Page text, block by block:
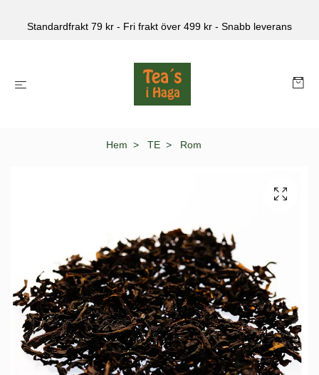
Standardfrakt 79 kr - Fri frakt över 499 kr - Snabb leverans
Hem TE Rom